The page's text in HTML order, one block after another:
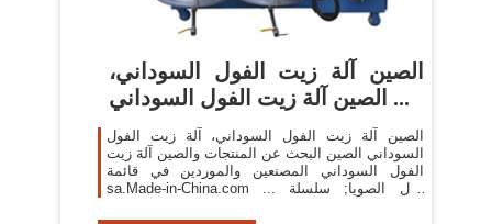
الصين آلة زيت الفول السوداني،
الصين آلة زيت الفول السوداني ...
الصين آلة زيت الفول السوداني، آلة زيت الفول
السوداني الصين البحث عن المنتجات والصين آلة زيت
الفول السوداني المصنعين والموردين في قائمة
sa.Made-in-China.com ... فول الصويا; سلسلة